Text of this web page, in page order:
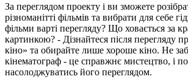
За переглядом проекту і ви зможете
різноманітті фільмів та вибрати для себе
фільми варті перегляду? Що ховається за
картинкою? - Дізнайтеся після перегляду
кіно» та обирайте лише хороше кіно. Не
кінематограф - це справжнє мистецтво, і
насолоджуватись його переглядом.